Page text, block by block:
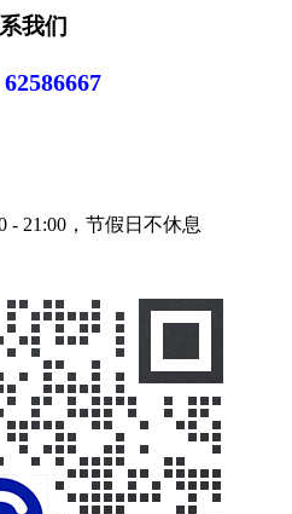
我们
- 21:00，节假日不休息